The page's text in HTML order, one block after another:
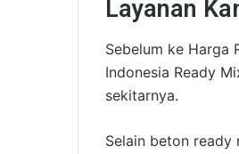
Layanan
Sebelum ke Harga
Indonesia Ready
sekitarnya.
Selain beton ready